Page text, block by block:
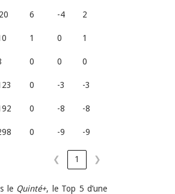
6 -4 2
1 0 1
0 0 0
0 -3 -3
0 -8 -8
0 -9 -9
❮ 1 ❯
le Quinté+, le Top 5 d’une